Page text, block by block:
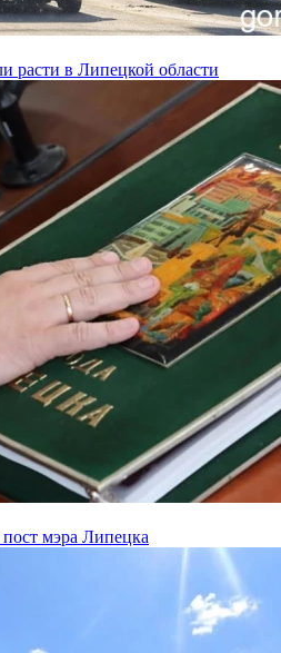
расти в Липецкой области
мэра Липецка